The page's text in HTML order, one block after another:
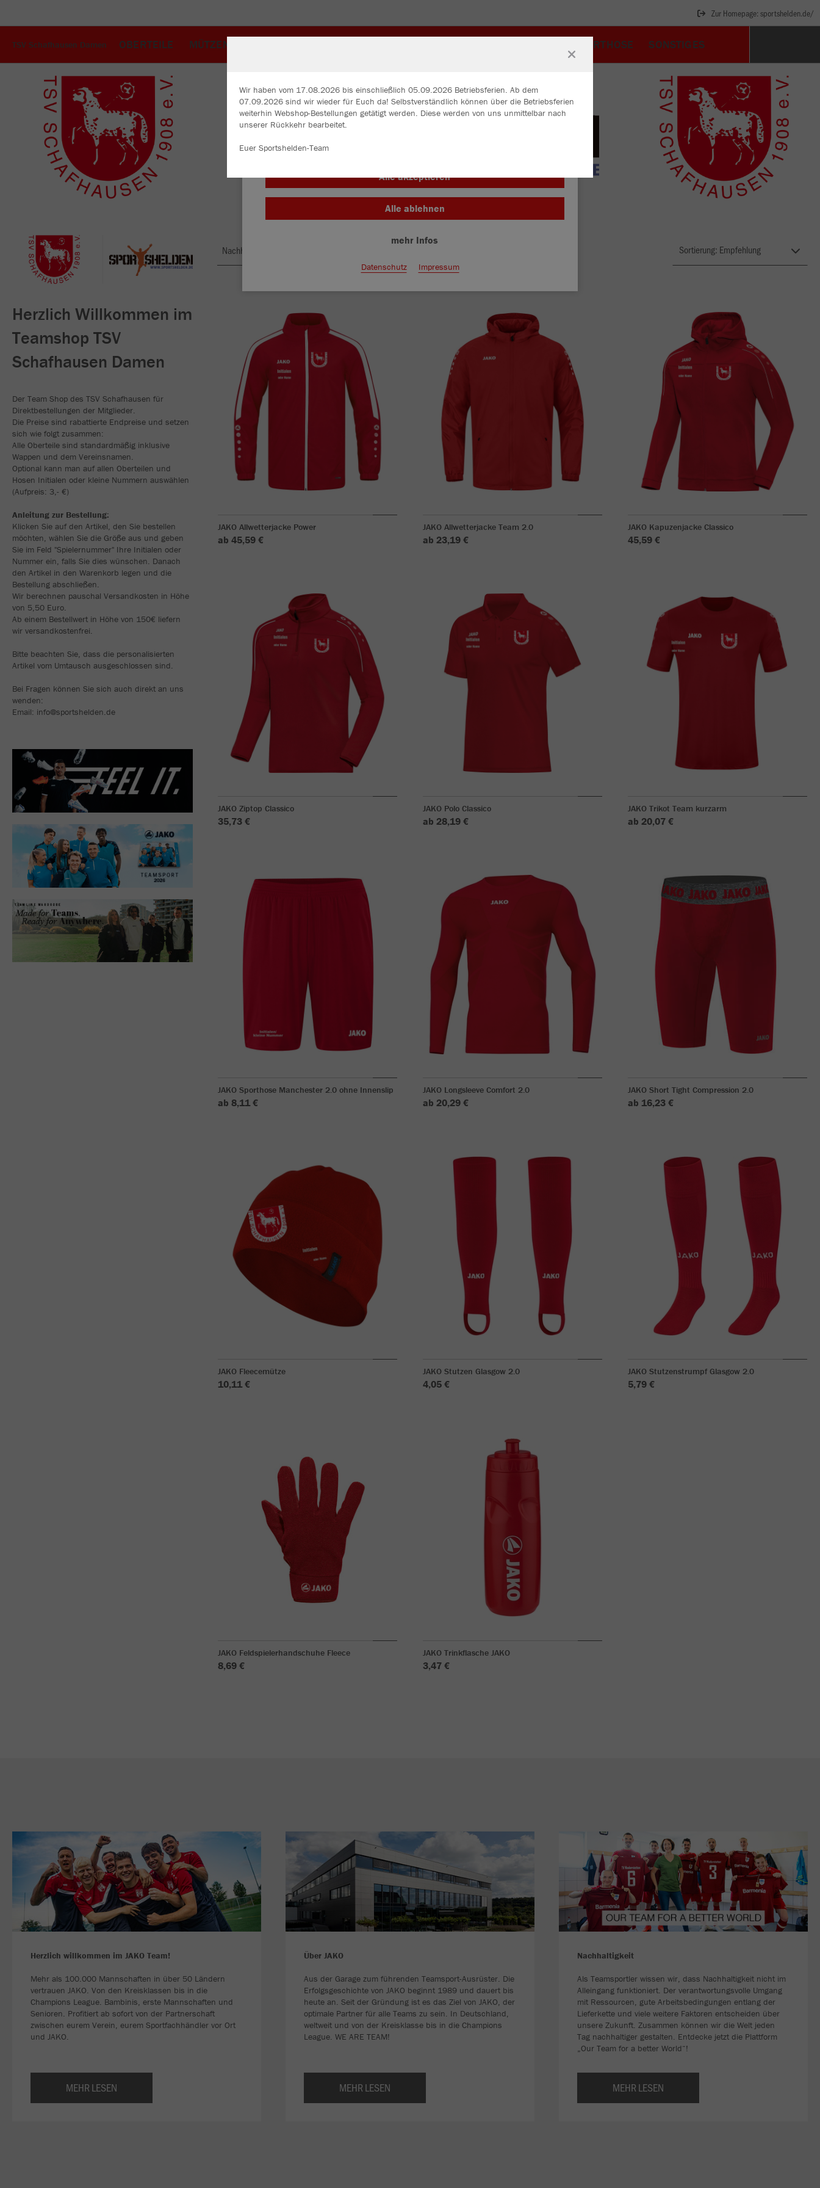
Zur Homepage: sportshelden.de/
TSV Schafhausen Damen OBERTEILE MÜTZEN+HANDSCHUHE SPORTHOSE SONSTIGES
Herzlich Willkommen im
Teamshop TSV
Schafhausen Damen
Der Team Shop des TSV Schafhausen für
Direktbestellungen der Mitglieder.
Die Preise sind rabattierte Endpreise und setzen
sich wie folgt zusammen:
Alle Oberteile sind standardmäßig inklusive
Wappen und dem Vereinsnamen.
Optional kann man auf allen Oberteilen und
Hosen Initialen oder kleine Nummern auswählen
(Aufpreis: 3,- €)
Anleitung zur Bestellung:
Klicken Sie auf den Artikel, den Sie bestellen
möchten, wählen Sie die Größe aus und geben
Sie im Feld "Spielernummer" Ihre Initialen oder
Nummer ein, falls Sie dies wünschen. Danach
den Artikel in den Warenkorb legen und die
Bestellung abschließen.
Wir berechnen pauschal Versandkosten in Höhe
von 5,50 Euro.
Ab einem Bestellwert in Höhe von 150€ liefern
wir versandkostenfrei.
Bitte beachten Sie, dass die personalisierten
Artikel vom Umtausch ausgeschlossen sind.
Bei Fragen können Sie sich auch direkt an uns
wenden:
Email: info@sportshelden.de
Nachhaltig
JAKO Allwetterjacke Power
ab 45,59 €
JAKO Allwetterjacke Team 2.0
ab 23,19 €
JAKO Kapuzenjacke Classico
45,59 €
JAKO Ziptop Classico
35,73 €
JAKO Polo Classico
ab 28,19 €
JAKO Trikot Team kurzarm
ab 20,07 €
JAKO Sporthose Manchester 2.0 ohne Innenslip
ab 8,11 €
JAKO Longsleeve Comfort 2.0
ab 20,29 €
JAKO Short Tight Compression 2.0
ab 16,23 €
JAKO Fleecemütze
10,11 €
JAKO Stutzen Glasgow 2.0
4,05 €
JAKO Stutzenstrumpf Glasgow 2.0
5,79 €
JAKO Feldspielerhandschuhe Fleece
8,69 €
JAKO Trinkflasche JAKO
3,47 €
Herzlich willkommen im JAKO Team!
Mehr als 100.000 Mannschaften in über 50 Ländern
vertrauen JAKO. Von den Kreisklassen bis in die
Champions League. Bambinis, erste Mannschaften und
Senioren. Profitiert ab sofort von der Partnerschaft
zwischen eurem Verein, eurem Sportfachhändler vor Ort
und JAKO.
MEHR LESEN
Über JAKO
Aus der Garage zum führenden Teamsport-Ausrüster. Die
Erfolgsgeschichte von JAKO beginnt 1989 und dauert bis
heute an. Seit der Gründung ist es das Ziel von JAKO, der
optimale Partner für alle Teams zu sein. In Deutschland,
weltweit und von der Kreisklasse bis in die Champions
League. WE ARE TEAM!
MEHR LESEN
Nachhaltigkeit
Als Teamsportler wissen wir, dass Nachhaltigkeit nicht im
Alleingang funktioniert. Der verantwortungsvolle Umgang
mit Ressourcen, gute Arbeitsbedingungen entlang der
Lieferkette und viele weitere Faktoren entscheiden über
unsere Zukunft. Zusammen können wir die Welt jeden
Tag nachhaltiger gestalten. Entdecke jetzt die Plattform
„Our Team for a better World“!
MEHR LESEN
Wir haben vom 17.08.2026 bis einschließlich 05.09.2026 Betriebsferien. Ab dem
07.09.2026 sind wir wieder für Euch da! Selbstverständlich können über die Betriebsferien
weiterhin Webshop-Bestellungen getätigt werden. Diese werden von uns unmittelbar nach
unserer Rückkehr bearbeitet.
Euer Sportshelden-Team
Wir verwenden Cookies
Durch die Analyse der Besucherdaten können wir dir personalisierte Inhalte
Cookies findest Du in den Einstellungen.
Alle akzeptieren
Alle ablehnen
mehr Infos
Datenschutz Impressum